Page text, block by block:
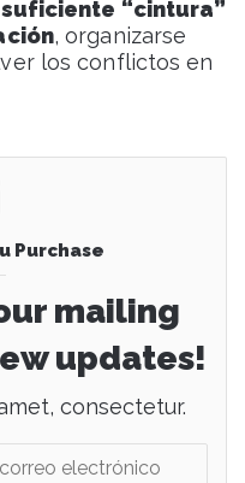
“cintura”
, organizarse
los conflictos en
Purchase
mailing
updates!
consectetur.